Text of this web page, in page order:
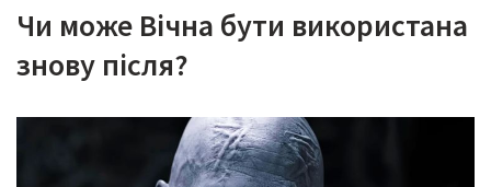
Чи може Вічна бути використана
знову після?